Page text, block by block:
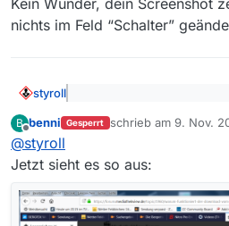
/1541762304573-pfad.png)
doch leider funktioniert es
Kein Wunder, dein Screenshot
nichts im Feld “Schalter”
styroll
Anleitung gemacht, doch
B
Offline
benni Gesperrt schrieb am 9. Nov.
zuletzt editiert von
@styroll
Jetzt sieht es so aus: